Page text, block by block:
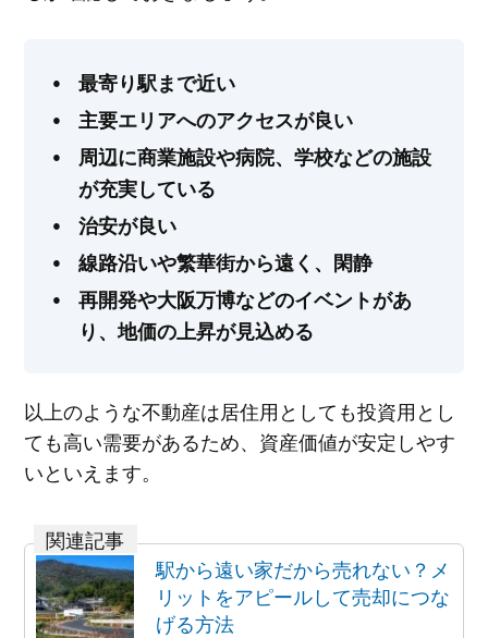
最寄り駅まで近い
主要エリアへのアクセスが良い
周辺に商業施設や病院、学校などの施設
が充実している
治安が良い
線路沿いや繁華街から遠く、閑静
再開発や大阪万博などのイベントがあ
り、地価の上昇が見込める
以上のような不動産は居住用としても投資用とし
ても高い需要があるため、資産価値が安定しやす
いといえます。
駅から遠い家だから売れない？メ
リットをアピールして売却につな
げる方法